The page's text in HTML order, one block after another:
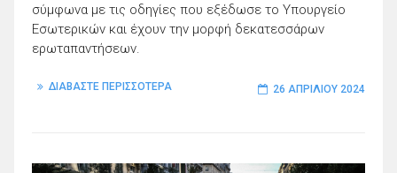
σύμφωνα με τις οδηγίες που εξέδωσε το Υπουργείο
Εσωτερικών και έχουν την μορφή δεκατεσσάρων
ερωταπαντήσεων.
ΔΙΑΒΑΣΤΕ ΠΕΡΙΣΣΟΤΕΡΑ 26 ΑΠΡΙΛΊΟΥ 2024